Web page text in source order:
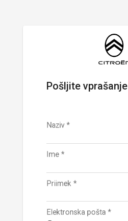
Pošljite vprašanje
Naziv *
Ime*
Priimek *
Elektronska pošta *